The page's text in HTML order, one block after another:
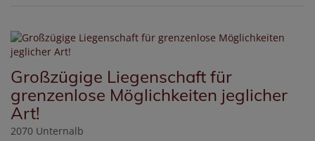
Großzügige Liegenschaft für
grenzenlose Möglichkeiten jeglicher
Art!
2070 Unternalb